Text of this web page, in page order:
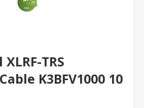
TRS
K3BFV1000 10